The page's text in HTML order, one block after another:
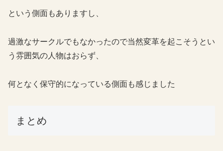
という側面もありますし、
過激なサークルでもなかったので当然変革を起こそうとい
う雰囲気の人物はおらず、
何となく保守的になっている側面も感じました
まとめ